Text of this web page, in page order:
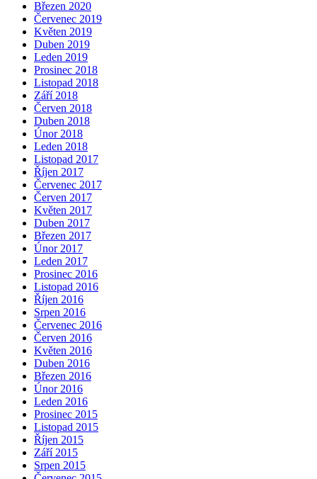
Březen 2020
Červenec 2019
Květen 2019
Duben 2019
Leden 2019
Prosinec 2018
Listopad 2018
Září 2018
Červen 2018
Duben 2018
Únor 2018
Leden 2018
Listopad 2017
Říjen 2017
Červenec 2017
Červen 2017
Květen 2017
Duben 2017
Březen 2017
Únor 2017
Leden 2017
Prosinec 2016
Listopad 2016
Říjen 2016
Srpen 2016
Červenec 2016
Červen 2016
Květen 2016
Duben 2016
Březen 2016
Únor 2016
Leden 2016
Prosinec 2015
Listopad 2015
Říjen 2015
Září 2015
Srpen 2015